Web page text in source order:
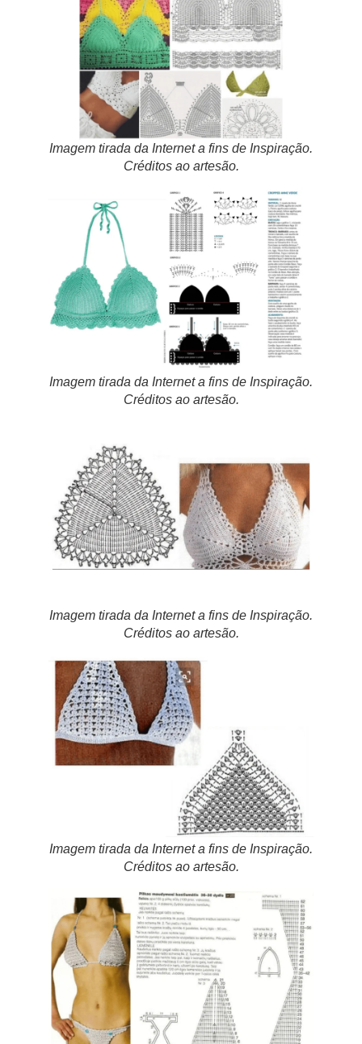
Imagem tirada da Internet a fins de Inspiração.
Créditos ao artesão.
Imagem tirada da Internet a fins de Inspiração.
Créditos ao artesão.
Imagem tirada da Internet a fins de Inspiração.
Créditos ao artesão.
Imagem tirada da Internet a fins de Inspiração.
Créditos ao artesão.